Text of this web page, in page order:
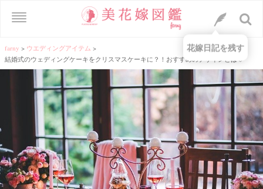
farny > ウエディングアイテム >
結婚式のウェディングケーキをクリスマスケーキに？！おすすめのデザインとは♡
花嫁日記を残す